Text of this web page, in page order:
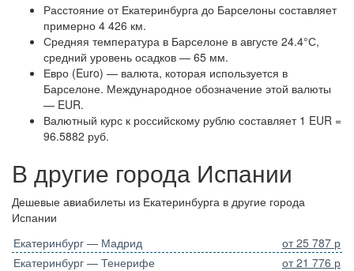
Расстояние от Екатеринбурга до Барселоны составляет
примерно 4 426 км.
Средняя температура в Барселоне в августе 24.4°С,
средний уровень осадков — 65 мм.
Евро (Euro) — валюта, которая используется в
Барселоне. Международное обозначение этой валюты
— EUR.
Валютный курс к российскому рублю составляет 1 EUR =
96.5882 руб.
В другие города Испании
Дешевые авиабилеты из Екатеринбурга в другие города
Испании
Екатеринбург — Мадрид
от 25 787 р
Екатеринбург — Тенерифе
от 21 776 р